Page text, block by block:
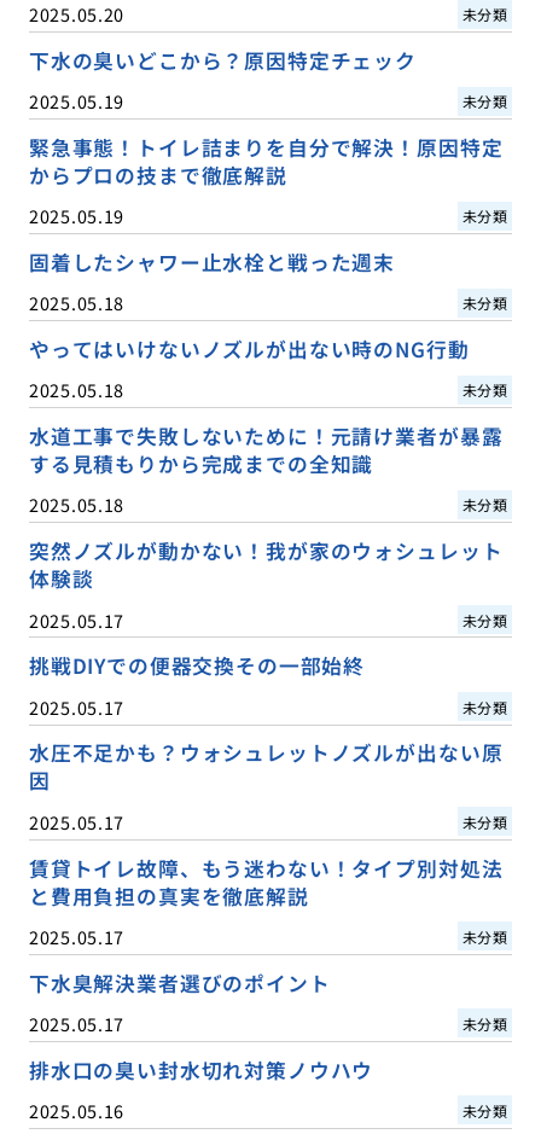
2025.05.20 未分類
下水の臭いどこから？原因特定チェック
2025.05.19 未分類
緊急事態！トイレ詰まりを自分で解決！原因特定
からプロの技まで徹底解説
2025.05.19 未分類
固着したシャワー止水栓と戦った週末
2025.05.18 未分類
やってはいけないノズルが出ない時のNG行動
2025.05.18 未分類
水道工事で失敗しないために！元請け業者が暴露
する見積もりから完成までの全知識
2025.05.18 未分類
突然ノズルが動かない！我が家のウォシュレット
体験談
2025.05.17 未分類
挑戦DIYでの便器交換その一部始終
2025.05.17 未分類
水圧不足かも？ウォシュレットノズルが出ない原
因
2025.05.17 未分類
賃貸トイレ故障、もう迷わない！タイプ別対処法
と費用負担の真実を徹底解説
2025.05.17 未分類
下水臭解決業者選びのポイント
2025.05.17 未分類
排水口の臭い封水切れ対策ノウハウ
2025.05.16 未分類